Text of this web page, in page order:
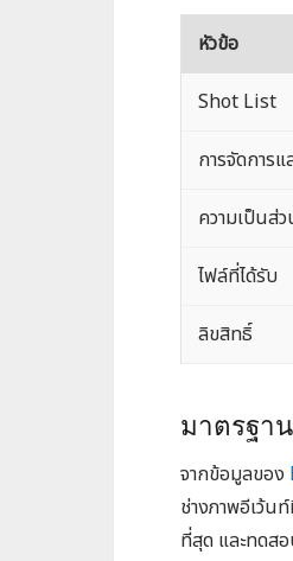
หัวข้อ
Shot List
การจัดการแ
ความเป็นส่
ไฟล์ที่ได้รับ
ลิขสิทธิ์
มาตรฐา
จากข้อมูลของ
ช่างภาพอีเว้น
ที่สุด และทดส